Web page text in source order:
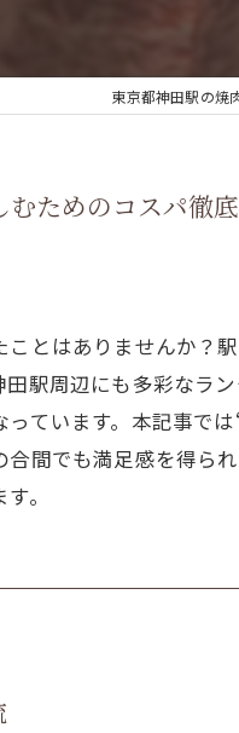
東京都神田駅の焼
ためのコスパ徹
とはありませんか？
駅周辺にも多彩なラ
ています。本記事で
間でも満足感を得ら
。